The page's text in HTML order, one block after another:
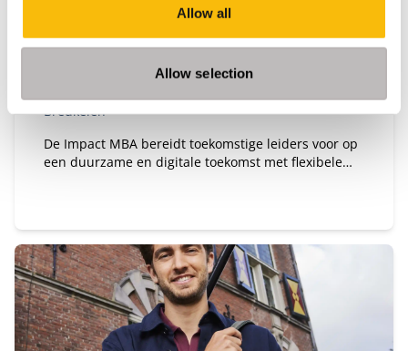
Allow all
Allow selection
Breukelen
De Impact MBA bereidt toekomstige leiders voor op
een duurzame en digitale toekomst met flexibele